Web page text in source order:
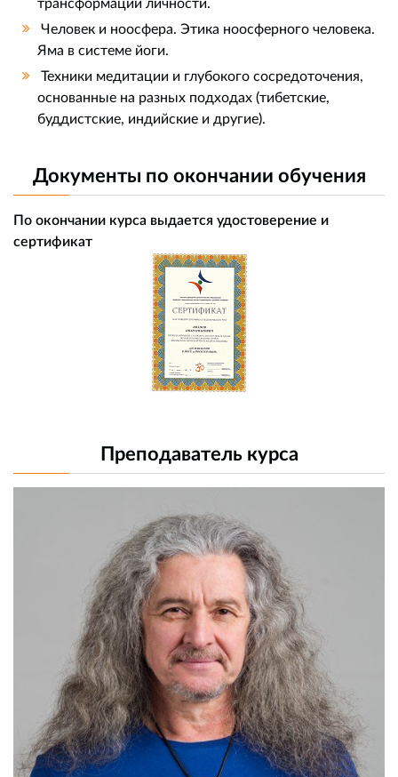
Человек и ноосфера. Этика ноосферного человека.
Яма в системе йоги.
Техники медитации и глубокого сосредоточения,
основанные на разных подходах (тибетские,
буддистские, индийские и другие).
Документы по окончании обучения
По окончании курса выдается удостоверение и
сертификат
Преподаватель курса